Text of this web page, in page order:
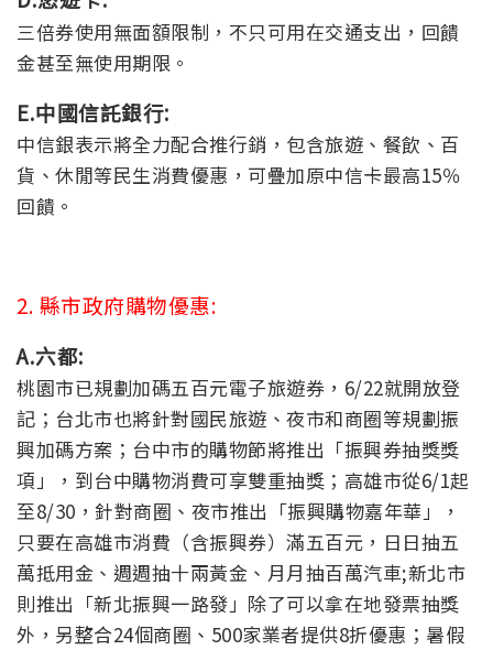
三倍券使用無面額限制，不只可用在交通支出，回饋
金甚至無使用期限。
E.中國信託銀行:
中信銀表示將全力配合推行銷，包含旅遊、餐飲、百
貨、休閒等民生消費優惠，可疊加原中信卡最高15％
回饋。
2. 縣市政府購物優惠:
A.六都:
桃園市已規劃加碼五百元電子旅遊券，6/22就開放登
記；台北市也將針對國民旅遊、夜市和商圈等規劃振
興加碼方案；台中市的購物節將推出「振興券抽獎獎
項」，到台中購物消費可享雙重抽獎；高雄市從6/1起
至8/30，針對商圈、夜市推出「振興購物嘉年華」，
只要在高雄市消費（含振興券）滿五百元，日日抽五
萬抵用金、週週抽十兩黃金、月月抽百萬汽車;新北市
則推出「新北振興一路發」除了可以拿在地發票抽獎
外，另整合24個商圈、500家業者提供8折優惠；暑假